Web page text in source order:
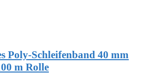
Poly-Schleifenband 40 mm
m Rolle